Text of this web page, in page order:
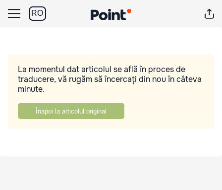
RO
La momentul dat articolul se află în proces de
traducere, vă rugăm să încercați din nou în câteva
minute.
Înapoi la articolul original